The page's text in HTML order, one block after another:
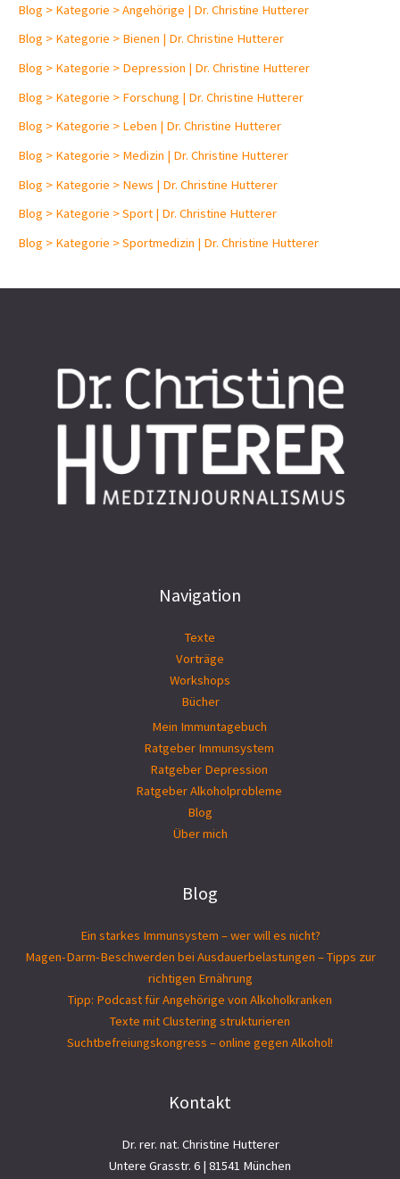
Blog > Kategorie > Angehörige | Dr. Christine Hutterer
Blog > Kategorie > Bienen | Dr. Christine Hutterer
Blog > Kategorie > Depression | Dr. Christine Hutterer
Blog > Kategorie > Forschung | Dr. Christine Hutterer
Blog > Kategorie > Leben | Dr. Christine Hutterer
Blog > Kategorie > Medizin | Dr. Christine Hutterer
Blog > Kategorie > News | Dr. Christine Hutterer
Blog > Kategorie > Sport | Dr. Christine Hutterer
Blog > Kategorie > Sportmedizin | Dr. Christine Hutterer
Navigation
Texte
Vorträge
Workshops
Bücher
Mein Immuntagebuch
Ratgeber Immunsystem
Ratgeber Depression
Ratgeber Alkoholprobleme
Blog
Über mich
Blog
Ein starkes Immunsystem – wer will es nicht?
Magen-Darm-Beschwerden bei Ausdauerbelastungen – Tipps zur
richtigen Ernährung
Tipp: Podcast für Angehörige von Alkoholkranken
Texte mit Clustering strukturieren
Suchtbefreiungs­kongress – online gegen Alkohol!
Kontakt
Dr. rer. nat. Christine Hutterer
Untere Grasstr. 6 | 81541 München